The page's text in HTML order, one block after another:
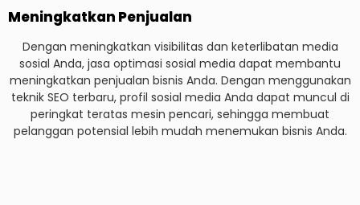
Meningkatkan Penjualan
Dengan meningkatkan visibilitas dan keterlibatan media
sosial Anda, jasa optimasi sosial media dapat membantu
meningkatkan penjualan bisnis Anda. Dengan menggunakan
teknik SEO terbaru, profil sosial media Anda dapat muncul di
peringkat teratas mesin pencari, sehingga membuat
pelanggan potensial lebih mudah menemukan bisnis Anda.